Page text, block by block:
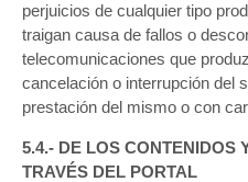
perjuicios de cualquier tipo
traigan causa de fallos o
telecomunicaciones que
cancelación o interrupción del
prestación del mismo o con
5.4.- DE LOS CONTENIDOS
TRAVÉS DEL PORTAL